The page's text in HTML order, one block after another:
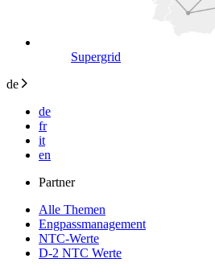
Supergrid
de
de
fr
it
en
Partner
Alle Themen
Engpassmanagement
NTC-Werte
D-2 NTC Werte